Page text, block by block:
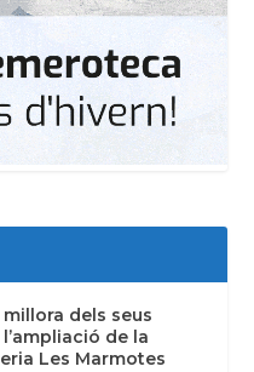
dels seus
de la
Les Marmotes